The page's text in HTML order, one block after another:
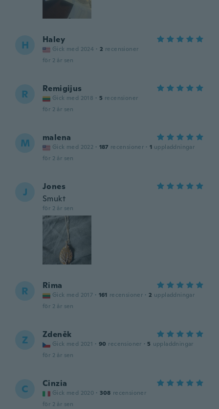
H Haley
Gick med 2024 · 2 recensioner
för 2 år sen
R Remigijus
Gick med 2018 · 5 recensioner
för 2 år sen
M malena
Gick med 2022 · 187 recensioner · 1 uppladdningar
för 2 år sen
J
Jones
Smukt
för 2 år sen
R Rima
Gick med 2017 · 161 recensioner · 2 uppladdningar
för 2 år sen
Z Zdeněk
Gick med 2021 · 90 recensioner · 5 uppladdningar
för 2 år sen
C Cinzia
Gick med 2020 · 308 recensioner
för 2 år sen